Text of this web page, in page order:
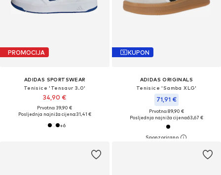
PROMOCIJA
ADIDAS SPORTSWEAR
Tenisice 'Tensaur 3.0'
34,90 €
Prvotno: 39,90 €
Posljednja najniža cijena:31,41 €
+6
KUPON
ADIDAS ORIGINALS
Tenisice 'Samba XLG'
71,91 €
Prvotno: 89,90 €
Posljednja najniža cijena:63,67 €